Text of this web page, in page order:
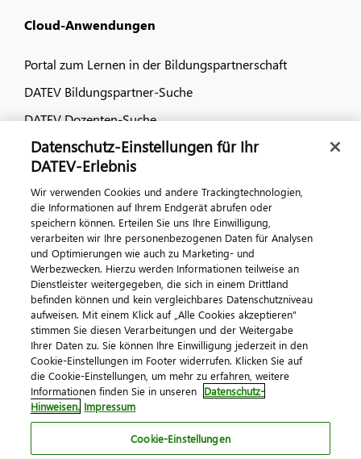
Cloud-Anwendungen
Portal zum Lernen in der Bildungspartnerschaft
DATEV Bildungspartner-Suche
DATEV Dozenten-Suche
Dialog & Medien
Veranstaltungen
DATEV magazin
DATEV-Community
DATEV-Newsletter
Kontaktieren Sie uns
Datenschutz-Einstellungen für Ihr
DATEV-Erlebnis
Wir verwenden Cookies und andere Trackingtechnologien,
die Informationen auf Ihrem Endgerät abrufen oder
speichern können. Erteilen Sie uns Ihre Einwilligung,
verarbeiten wir Ihre personenbezogenen Daten für Analysen
und Optimierungen wie auch zu Marketing- und
Werbezwecken. Hierzu werden Informationen teilweise an
Dienstleister weitergegeben, die sich in einem Drittland
befinden können und kein vergleichbares Datenschutzniveau
aufweisen. Mit einem Klick auf „Alle Cookies akzeptieren"
stimmen Sie diesen Verarbeitungen und der Weitergabe
Ihrer Daten zu. Sie können Ihre Einwilligung jederzeit in den
Cookie-Einstellungen im Footer widerrufen. Klicken Sie auf
die Cookie-Einstellungen, um mehr zu erfahren, weitere
Informationen finden Sie in unseren Datenschutz-
Hinweisen. Impressum
Cookie-Einstellungen